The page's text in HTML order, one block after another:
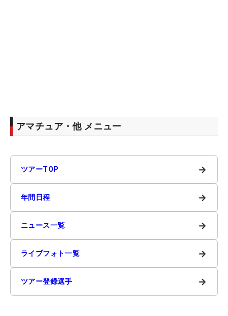
アマチュア・他 メニュー
ツアーTOP →
年間日程 →
ニュース一覧 →
ライブフォト一覧 →
ツアー登録選手 →